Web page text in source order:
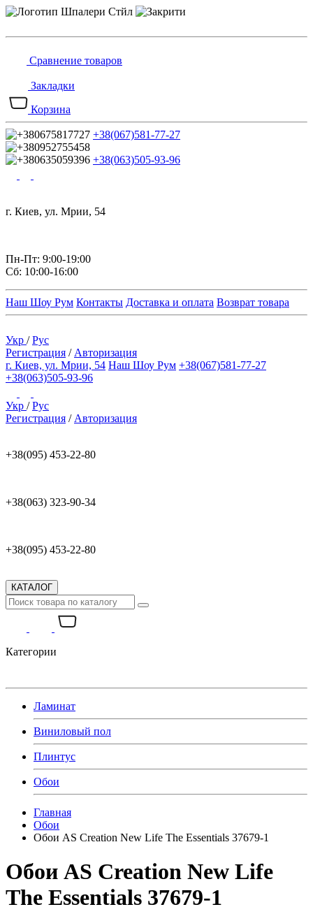
Сравнение товаров
Закладки
Корзина
+38(067)581-77-27
+38(063)505-93-96
г. Киев, ул. Мрии, 54
Пн-Пт: 9:00-19:00
Сб: 10:00-16:00
Наш Шоу Рум Контакты Доставка и оплата Возврат товара
Укр /Рус
Регистрация / Авторизация
г. Киев, ул. Мрии, 54 Наш Шоу Рум +38(067)581-77-27
+38(063)505-93-96
Укр /Рус
Регистрация / Авторизация
+38(095) 453-22-80
+38(063) 323-90-34
+38(095) 453-22-80
КАТАЛОГ
Категории
Ламинат
Виниловый пол
Плинтус
Обои
Главная
Обои
Обои AS Creation New Life The Essentials 37679-1
Обои AS Creation New Life
The Essentials 37679-1